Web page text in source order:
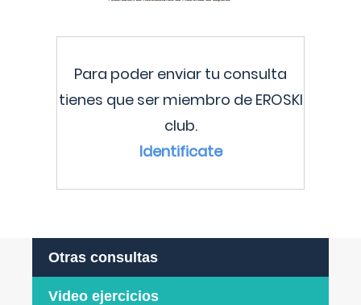
Para poder enviar tu consulta
tienes que ser miembro de EROSKI
club.
Identificate
Otras consultas
Video ejercicios